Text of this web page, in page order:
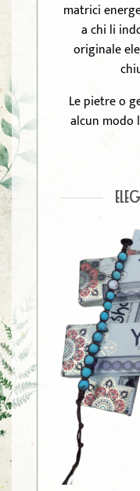
matrici
a chi li
originale
Le pietre o
alcun modo